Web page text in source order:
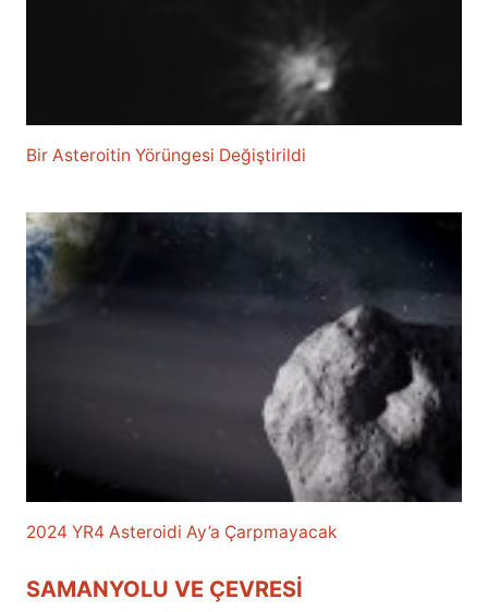
Bir Asteroitin Yörüngesi Değiştirildi
2024 YR4 Asteroidi Ay’a Çarpmayacak
SAMANYOLU VE ÇEVRESI